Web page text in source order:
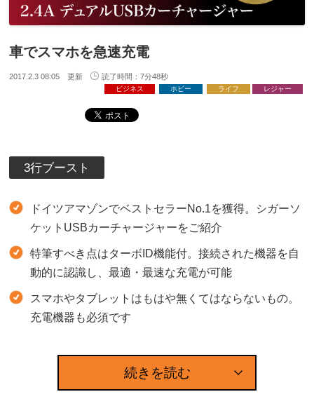
車でスマホを急速充電
2017.2.3 08:05 更新 読了時間：7分48秒
ビジネス ホビー ライフ レジャー
3行ブースト
ドイツアマゾンでベストセラーNo.1を獲得。シガーソ
ケットUSBカーチャージャーをご紹介
特筆すべき点はターボID機能付。接続された機器を自
動的に認識し、最適・最速な充電が可能
スマホやタブレットはもはや無くてはならないもの。
充電機器も必須です
続きを読む